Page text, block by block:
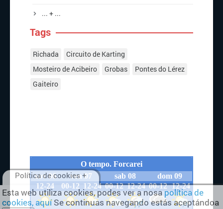
... + ...
Tags
Richada
Circuito de Karting
Mosteiro de Acibeiro
Grobas
Pontes do Lérez
Gaiteiro
Esta web utiliza cookies, podes ver a nosapolítica de
cookies, aquíSe continuas navegando estás aceptándoa
Política de cookies +